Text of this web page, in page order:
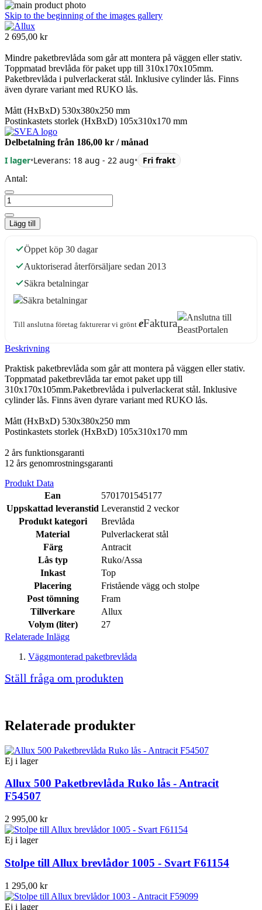
Skip to the beginning of the images gallery
2 695,00 kr
Mindre paketbrevlåda som går att montera på väggen eller stativ.
Toppmatad brevlåda för paket upp till 310x170x105mm.
Paketbrevlåda i pulverlackerat stål. Inklusive cylinder lås. Finns
även dyrare variant med RUKO lås.
Mått (HxBxD) 530x380x250 mm
Postinkastets storlek (HxBxD) 105x310x170 mm
Delbetalning från 186,00 kr / månad
I lager•Leverans: 18 aug - 22 aug• Fri frakt
Antal:
Lägg till
Öppet köp 30 dagar
Auktoriserad återförsäljare sedan 2013
Säkra betalningar
Till anslutna företag fakturerar vi grönt eFaktura
Beskrivning
Praktisk paketbrevlåda som går att montera på väggen eller stativ.
Toppmatad paketbrevlåda tar emot paket upp till
310x170x105mm.Paketbrevlåda i pulverlackerat stål. Inklusive
cylinder lås. Finns även dyrare variant med RUKO lås.
Mått (HxBxD) 530x380x250 mm
Postinkastets storlek (HxBxD) 105x310x170 mm
2 års funktionsgaranti
12 års genomrostningsgaranti
Produkt Data
Ean
5701701545177
Uppskattad leveranstid Leveranstid 2 veckor
Produkt kategori
Brevlåda
Material
Pulverlackerat stål
Färg
Antracit
Lås typ
Ruko/Assa
Inkast
Top
Placering
Fristående vägg och stolpe
Post tömning
Fram
Tillverkare
Allux
Volym (liter)
27
Relaterade Inlägg
Väggmonterad paketbrevlåda
Ställ fråga om produkten
Relaterade produkter
Ej i lager
Allux 500 Paketbrevlåda Ruko lås - Antracit
F54507
2 995,00 kr
Ej i lager
Stolpe till Allux brevlådor 1005 - Svart F61154
1 295,00 kr
Ej i lager